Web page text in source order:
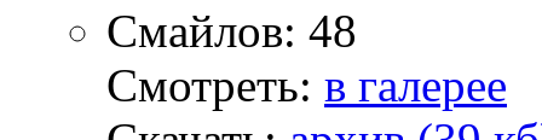
Смайлов: 48
Смотреть: в галерее